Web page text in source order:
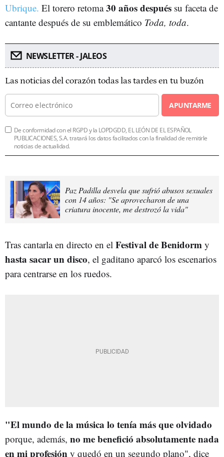
Ubrique. El torero retoma30 años después su faceta de
cantante después de su emblemático Toda, toda.
NEWSLETTER - JALEOS
Las noticias del corazón todas las tardes en tu buzón
APUNTARME
De conformidad con el RGPD y la LOPDGDD, EL LEÓN DE EL ESPAÑOL
PUBLICACIONES, S.A. tratará los datos facilitados con la finalidad de remitirle
noticias de actualidad.
Paz Padilla desvela que sufrió abusos sexuales
con 14 años: "Se aprovecharon de una
criatura inocente, me destrozó la vida"
Tras cantarla en directo en el Festival de Benidorm y
hasta sacar un disco, el gaditano aparcó los escenarios
para centrarse en los ruedos.
"El mundo de la música lo tenía más que olvidado
porque, además, no me benefició absolutamente nada
en mi profesión y quedó en un segundo plano", dice